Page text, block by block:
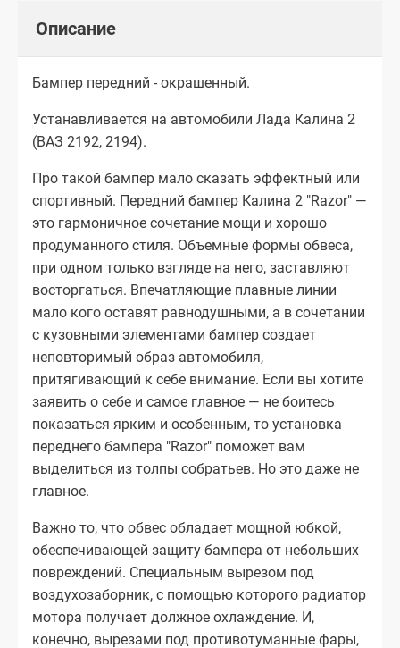
Описание
Бампер передний - окрашенный.
Устанавливается на автомобили Лада Калина 2
(ВАЗ 2192, 2194).
Про такой бампер мало сказать эффектный или
спортивный. Передний бампер Калина 2 "Razor" —
это гармоничное сочетание мощи и хорошо
продуманного стиля. Объемные формы обвеса,
при одном только взгляде на него, заставляют
восторгаться. Впечатляющие плавные линии
мало кого оставят равнодушными, а в сочетании
с кузовными элементами бампер создает
неповторимый образ автомобиля,
притягивающий к себе внимание. Если вы хотите
заявить о себе и самое главное — не боитесь
показаться ярким и особенным, то установка
переднего бампера "Razor" поможет вам
выделиться из толпы собратьев. Но это даже не
главное.
Важно то, что обвес обладает мощной юбкой,
обеспечивающей защиту бампера от небольших
повреждений. Специальным вырезом под
воздухозаборник, с помощью которого радиатор
мотора получает должное охлаждение. И,
конечно, вырезами под противотуманные фары,